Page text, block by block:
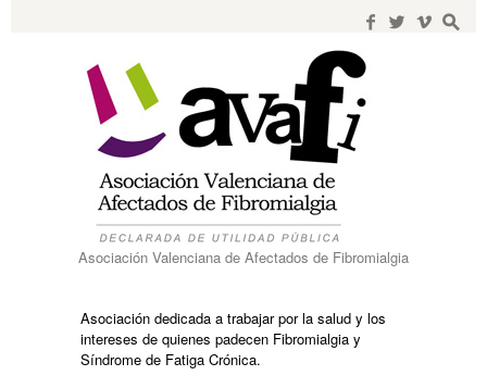
f w i s
Asociación Valenciana de Afectados de Fibromialgia
Asociación dedicada a trabajar por la salud y los
intereses de quienes padecen Fibromialgia y
Síndrome de Fatiga Crónica.